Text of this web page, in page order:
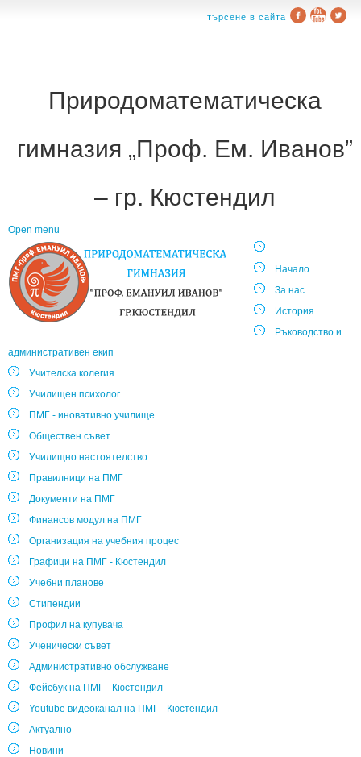
търсене в сайта
Природоматематическа
гимназия „Проф. Ем. Иванов”
– гр. Кюстендил
Open menu
Начало
За нас
История
Ръководство и
административен екип
Учителска колегия
Училищен психолог
ПМГ - иновативно училище
Обществен съвет
Училищно настоятелство
Правилници на ПМГ
Документи на ПМГ
Финансов модул на ПМГ
Организация на учебния процес
Графици на ПМГ - Кюстендил
Учебни планове
Стипендии
Профил на купувача
Ученически съвет
Административно обслужване
Фейсбук на ПМГ - Кюстендил
Youtube видеоканал на ПМГ - Кюстендил
Актуално
Новини